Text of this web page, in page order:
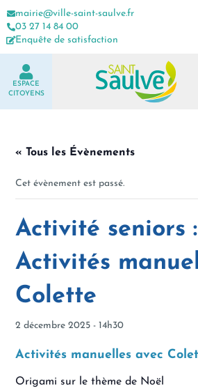
mairie@ville-saint-saulve.fr
03 27 14 84 00
Enquête de satisfaction
ESPACE
CITOYENS
« Tous les Évènements
Cet évènement est passé.
Activité seniors :
Activités
Colette
2 décembre 2025 - 14h30
Activités manuelles avec
Origami sur le thème de Noël